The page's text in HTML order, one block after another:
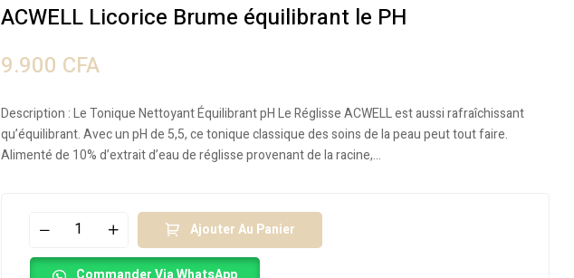
ACWELL Licorice Brume équilibrant le PH
9.900 CFA
Description : Le Tonique Nettoyant Équilibrant pH Le Réglisse ACWELL est aussi rafraîchissant
qu’équilibrant. Avec un pH de 5,5, ce tonique classique des soins de la peau peut tout faire.
Alimenté de 10% d’extrait d’eau de réglisse provenant de la racine,…
Ajouter Au Panier